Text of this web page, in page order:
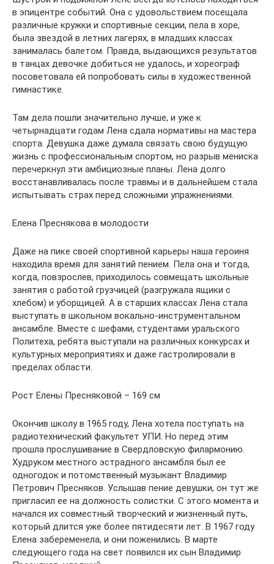
в эпицентре событий. Она с удовольствием посещала
различные кружки и спортивные секции, пела в хоре,
была звездой в летних лагерях, в младших классах
занималась балетом. Правда, выдающихся результатов
в танцах девочке добиться не удалось, и хореограф
посоветовала ей попробовать силы в художественной
гимнастике.
Там дела пошли значительно лучше, и уже к
четырнадцати годам Лена сдала нормативы на мастера
спорта. Девушка даже думала связать свою будущую
жизнь с профессиональным спортом, но разрыв мениска
перечеркнул эти амбициозные планы. Лена долго
восстанавливалась после травмы и в дальнейшем стала
испытывать страх перед сложными упражнениями.
Елена Преснякова в молодости
Даже на пике своей спортивной карьеры наша героиня
находила время для занятий пением. Пела она и тогда,
когда, повзрослев, приходилось совмещать школьные
занятия с работой грузчицей (разгружала ящики с
хлебом) и уборщицей. А в старших классах Лена стала
выступать в школьном вокально-инструментальном
ансамбле. Вместе с шефами, студентами уральского
Политеха, ребята выступали на различных конкурсах и
культурных мероприятиях и даже гастролировали в
пределах области.
Рост Елены Пресняковой – 169 см
Окончив школу в 1965 году, Лена хотела поступать на
радиотехнический факультет УПИ. Но перед этим
прошла прослушивание в Свердловскую филармонию.
Худруком местного эстрадного ансамбля был ее
одногодок и потомственный музыкант Владимир
Петрович Пресняков. Услышав пение девушки, он тут же
пригласил ее на должность солистки. С этого момента и
начался их совместный творческий и жизненный путь,
который длится уже более пятидесяти лет. В 1967 году
Елена забеременела, и они поженились. В марте
следующего года на свет появился их сын Владимир